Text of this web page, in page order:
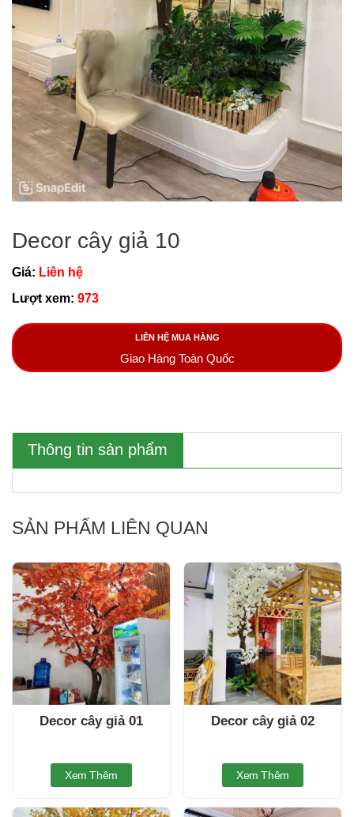
Decor cây giả 10
Giá: Liên hệ
Lượt xem: 973
LIÊN HỆ MUA HÀNG
Giao Hàng Toàn Quốc
Thông tin sản phẩm
SẢN PHẨM LIÊN QUAN
Decor cây giả 01
Xem Thêm
Decor cây giả 02
Xem Thêm